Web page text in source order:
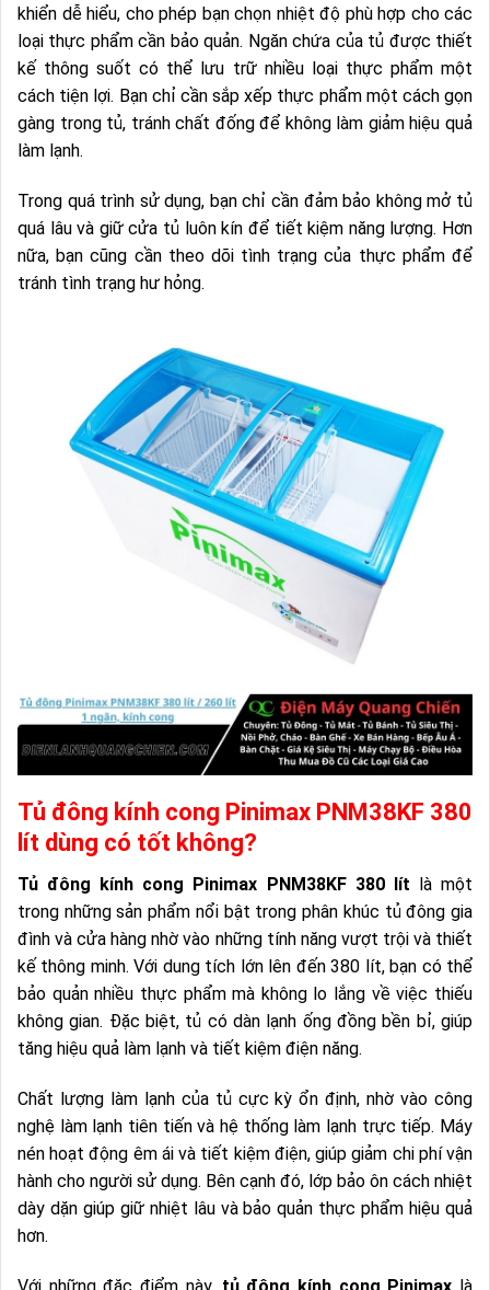
khiển dễ hiểu, cho phép bạn chọn nhiệt độ phù hợp cho các
loại thực phẩm cần bảo quản. Ngăn chứa của tủ được thiết
kế thông suốt có thể lưu trữ nhiều loại thực phẩm một
cách tiện lợi. Bạn chỉ cần sắp xếp thực phẩm một cách gọn
gàng trong tủ, tránh chất đống để không làm giảm hiệu quả
làm lạnh.
Trong quá trình sử dụng, bạn chỉ cần đảm bảo không mở tủ
quá lâu và giữ cửa tủ luôn kín để tiết kiệm năng lượng. Hơn
nữa, bạn cũng cần theo dõi tình trạng của thực phẩm để
tránh tình trạng hư hỏng.
Tủ đông kính cong Pinimax PNM38KF 380
lít dùng có tốt không?
Tủ đông kính cong Pinimax PNM38KF 380 lít là một
trong những sản phẩm nổi bật trong phân khúc tủ đông gia
đình và cửa hàng nhờ vào những tính năng vượt trội và thiết
kế thông minh. Với dung tích lớn lên đến 380 lít, bạn có thể
bảo quản nhiều thực phẩm mà không lo lắng về việc thiếu
không gian. Đặc biệt, tủ có dàn lạnh ống đồng bền bỉ, giúp
tăng hiệu quả làm lạnh và tiết kiệm điện năng.
Chất lượng làm lạnh của tủ cực kỳ ổn định, nhờ vào công
nghệ làm lạnh tiên tiến và hệ thống làm lạnh trực tiếp. Máy
nén hoạt động êm ái và tiết kiệm điện, giúp giảm chi phí vận
hành cho người sử dụng. Bên cạnh đó, lớp bảo ôn cách nhiệt
dày dặn giúp giữ nhiệt lâu và bảo quản thực phẩm hiệu quả
hơn.